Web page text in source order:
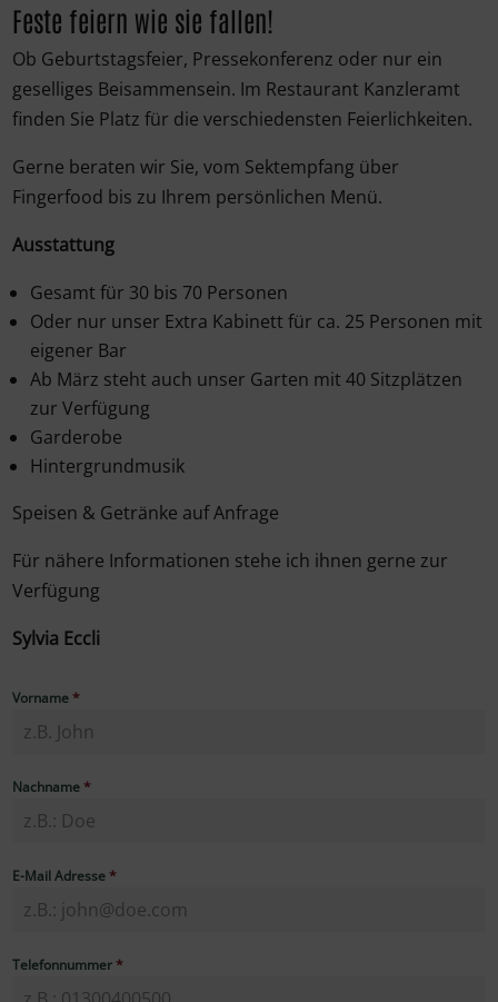
Feste feiern wie sie fallen!
Ob Geburtstagsfeier, Pressekonferenz oder nur ein
geselliges Beisammensein. Im Restaurant Kanzleramt
finden Sie Platz für die verschiedensten Feierlichkeiten.
Gerne beraten wir Sie, vom Sektempfang über
Fingerfood bis zu Ihrem persönlichen Menü.
Ausstattung
Gesamt für 30 bis 70 Personen
Oder nur unser Extra Kabinett für ca. 25 Personen mit
eigener Bar
Ab März steht auch unser Garten mit 40 Sitzplätzen
zur Verfügung
Garderobe
Hintergrundmusik
Speisen & Getränke auf Anfrage
Für nähere Informationen stehe ich ihnen gerne zur
Verfügung
Sylvia Eccli
Vorname *
Nachname *
E-Mail Adresse *
Telefonnummer *